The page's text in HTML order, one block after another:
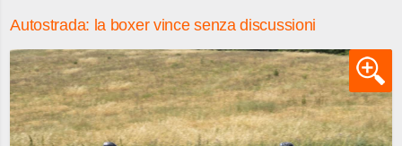
Autostrada: la boxer vince senza discussioni